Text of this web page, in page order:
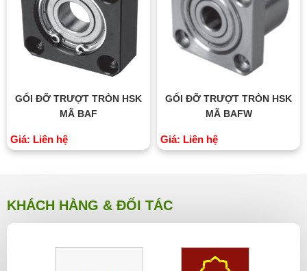
GỐI ĐỠ TRƯỢT TRÒN HSK
MÃ BAF
Giá: Liên hệ
GỐI ĐỠ TRƯỢT TRÒN HSK
MÃ BAFW
Giá: Liên hệ
KHÁCH HÀNG & ĐỐI TÁC